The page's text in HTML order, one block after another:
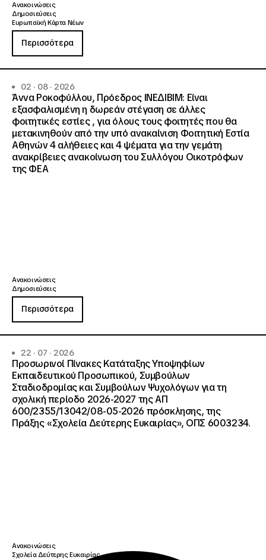
Ανακοινώσεις
Δημοσιεύσεις
Ευρωπαϊκή Κάρτα Νέων
Περισσότερα
02 · 08 · 2026
Άννα Ροκοφύλλου, Πρόεδρος ΙΝΕΔΙΒΙΜ: Είναι
εξασφαλισμένη η δωρεάν στέγαση σε άλλες
φοιτητικές εστίες , για όλους τους φοιτητές που θα
μετακινηθούν από την υπό ανακαίνιση Φοιτητική Εστία
Αθηνών 4 αλήθειες και 4 ψέματα για την γεμάτη
ανακρίβειες ανακοίνωση του Συλλόγου Οικοτρόφων
της ΦΕΑ
Ανακοινώσεις
Δημοσιεύσεις
Περισσότερα
22 · 07 · 2026
Προσωρινοί Πίνακες Κατάταξης Υποψηφίων
Εκπαιδευτικού Προσωπικού, Συμβούλων
Σταδιοδρομίας και Συμβούλων Ψυχολόγων για τη
σχολική περίοδο 2026-2027 της ΑΠ
600/2355/13042/08-05-2026 πρόσκλησης, της
Πράξης «Σχολεία Δεύτερης Ευκαιρίας», ΟΠΣ 6003234.
Ανακοινώσεις
Σχολεία Δεύτερης Ευκαιρίας